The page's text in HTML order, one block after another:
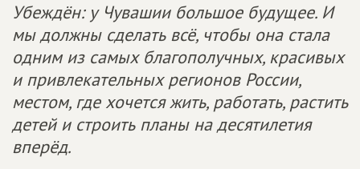
Убеждён: у Чувашии большое будущее. И
мы должны сделать всё, чтобы она стала
одним из самых благополучных, красивых
и привлекательных регионов России,
местом, где хочется жить, работать, растить
детей и строить планы на десятилетия
вперёд.